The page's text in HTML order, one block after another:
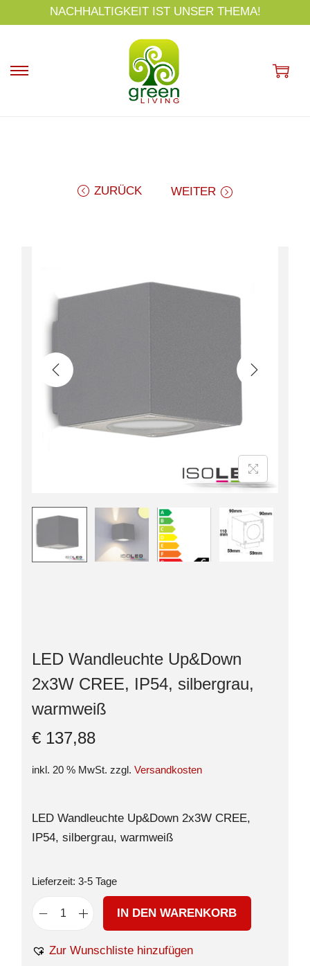
p
NACHHALTIGKEIT IST UNSER THEMA!
ZURÜCK WEITER
LED Wandleuchte Up&Down
2x3W CREE, IP54, silbergrau,
warmweiß
€ 137,88
inkl. 20 % MwSt. zzgl. Versandkosten
LED Wandleuchte Up&Down 2x3W CREE,
IP54, silbergrau, warmweiß
Lieferzeit: 3-5 Tage
IN DEN WARENKORB
Zur Wunschliste hinzufügen